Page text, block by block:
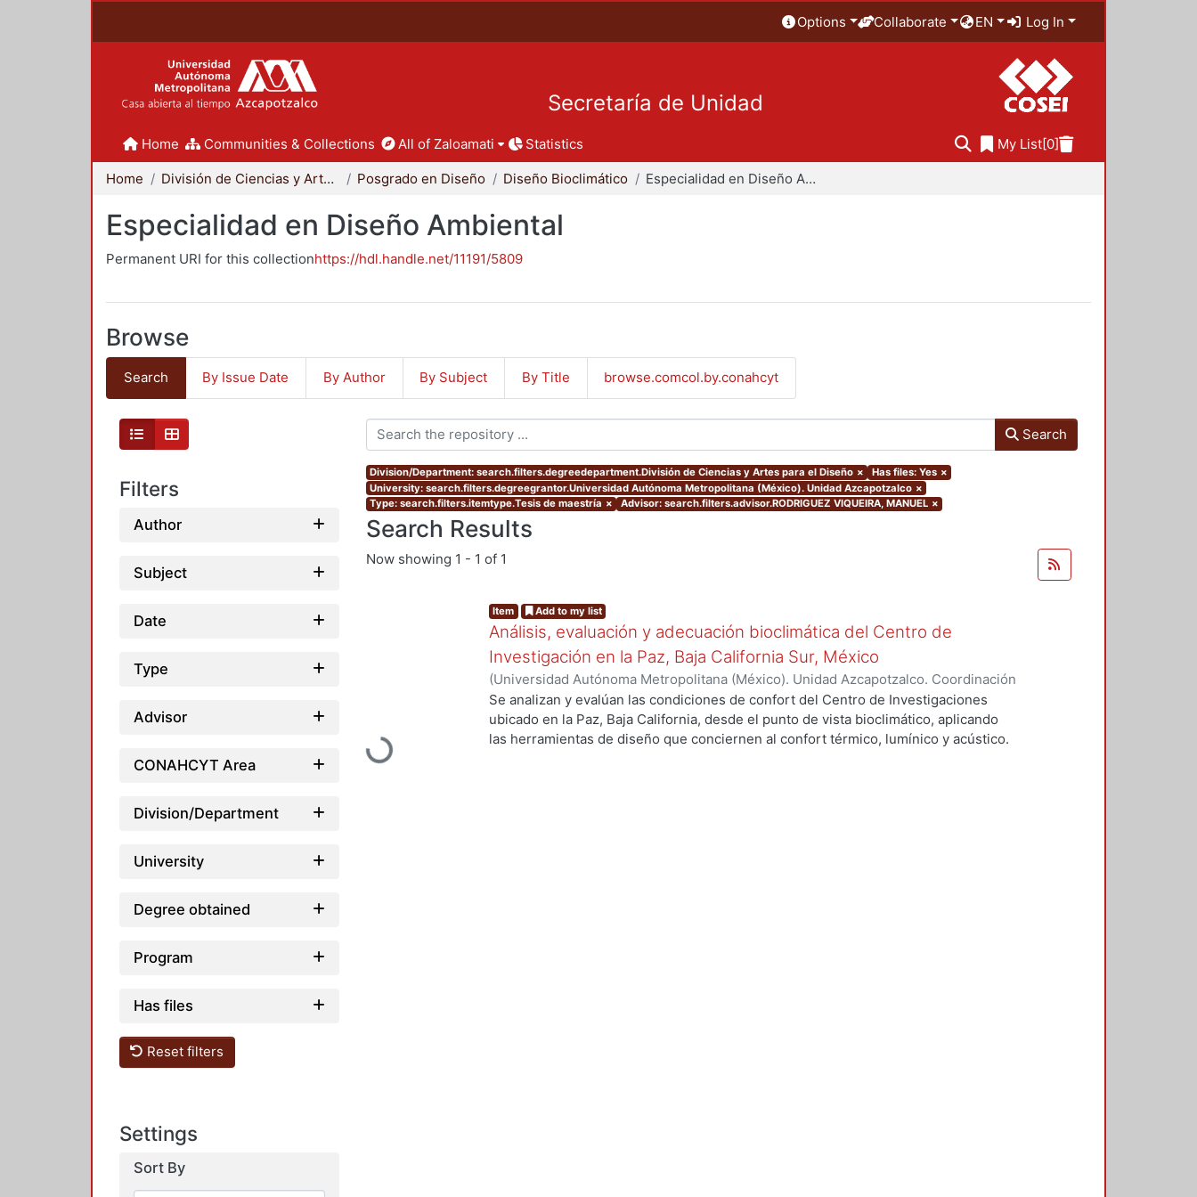
Options Collaborate EN Log In
Secretaría de Unidad
Home Communities & Collections All of Zaloamati Statistics My List[0]
Home División de Ciencias y Artes para el Diseño Posgrado en Diseño Diseño Bioclimático Especialidad en Diseño Ambiental
Especialidad en Diseño Ambiental
Permanent URI for this collectionhttps://hdl.handle.net/11191/5809
Browse
Search By Issue Date By Author By Subject By Title browse.comcol.by.conahcyt
Filters
Author
Subject
Date
Type
Advisor
CONAHCYT Area
Division/Department
University
Degree obtained
Program
Has files
Reset filters
Settings
Sort By
Search
Division/Department: search.filters.degreedepartment.División de Ciencias y Artes para el Diseño × Has files: Yes ×
University: search.filters.degreegrantor.Universidad Autónoma Metropolitana (México). Unidad Azcapotzalco ×
Type: search.filters.itemtype.Tesis de maestría × Advisor: search.filters.advisor.RODRIGUEZ VIQUEIRA, MANUEL ×
Search Results
Now showing 1 - 1 of 1
Loading...
Item Add to my list
Análisis, evaluación y adecuación bioclimática del Centro de
Investigación en la Paz, Baja California Sur, México
(Universidad Autónoma Metropolitana (México). Unidad Azcapotzalco. Coordinación
de Servicios de Información.,1999-12 )García Tavera, José Luis
Se analizan y evalúan las condiciones de confort del Centro de Investigaciones
ubicado en la Paz, Baja California, desde el punto de vista bioclimático, aplicando
las herramientas de diseño que conciernen al confort térmico, lumínico y acústico.